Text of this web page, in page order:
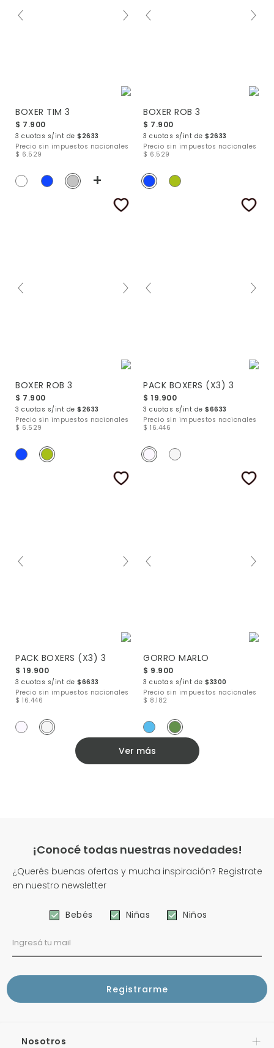
BOXER TIM 3
$ 7.900
3 cuotas s/int de $2633
Precio sin impuestos nacionales
$ 6.529
+
BOXER ROB 3
$ 7.900
3 cuotas s/int de $2633
Precio sin impuestos nacionales
$ 6.529
BOXER ROB 3
$ 7.900
3 cuotas s/int de $2633
Precio sin impuestos nacionales
$ 6.529
PACK BOXERS (X3) 3
$ 19.900
3 cuotas s/int de $6633
Precio sin impuestos nacionales
$ 16.446
PACK BOXERS (X3) 3
$ 19.900
3 cuotas s/int de $6633
Precio sin impuestos nacionales
$ 16.446
GORRO MARLO
$ 9.900
3 cuotas s/int de $3300
Precio sin impuestos nacionales
$ 8.182
Ver más
¡Conocé todas nuestras novedades!
¿Querés buenas ofertas y mucha inspiración? Registrate
en nuestro newsletter
Bebés Niñas Niños
Nosotros